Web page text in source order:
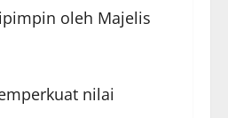
oleh Majelis
nilai